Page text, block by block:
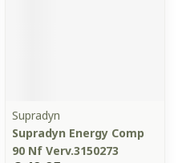
Supradyn
Supradyn Energy Comp
90 Nf Verv.3150273